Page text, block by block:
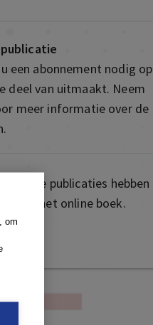
om
een abonnement nodig op
deel van uitmaakt. Neem
meer informatie over de
publicaties hebben
tot het online boek.